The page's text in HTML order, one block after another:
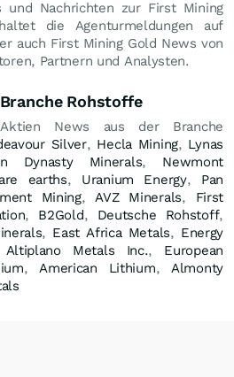
und Nachrichten zur First Mining
die Agenturmeldungen auf
auch First Mining Gold News von
Partnern und Analysten.
Rohstoffe
News aus der Branche
Silver, Hecla Mining, Lynas
Dynasty Minerals, Newmont
earths, Uranium Energy, Pan
Mining,AVZ Minerals, First
, B2Gold, Deutsche Rohstoff,
, East Africa Metals, Energy
Altiplano Metals Inc., European
,American Lithium,Almonty